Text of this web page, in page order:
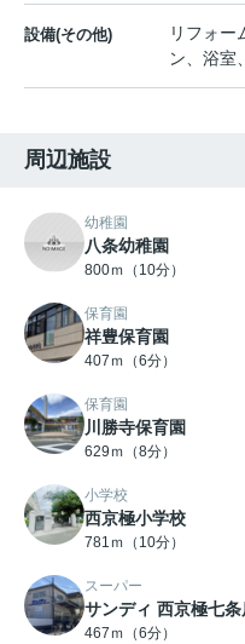
設備(その他)
リフォ
ン、浴室
周辺施設
幼稚園
八条幼稚園
800ｍ（10分）
保育園
祥豊保育園
407ｍ（6分）
保育園
川勝寺保育園
629ｍ（8分）
小学校
西京極小学校
781ｍ（10分）
スーパー
サンディ 西京極七条
467ｍ（6分）